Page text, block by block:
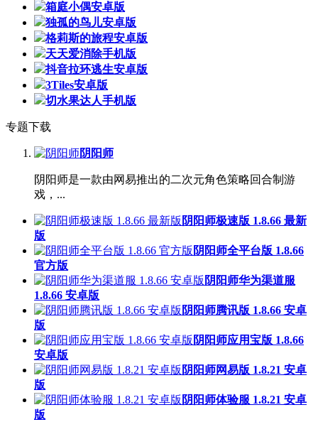
箱庭小偶安卓版
独孤的鸟儿安卓版
格莉斯的旅程安卓版
天天爱消除手机版
抖音拉环逃生安卓版
3Tiles安卓版
切水果达人手机版
专题下载
阴阳师
阴阳师是一款由网易推出的二次元角色策略回合制游
戏，...
阴阳师极速版 1.8.66 最新
版
阴阳师全平台版 1.8.66
官方版
阴阳师华为渠道服
1.8.66 安卓版
阴阳师腾讯版 1.8.66 安卓
版
阴阳师应用宝版 1.8.66
安卓版
阴阳师网易版 1.8.21 安卓
版
阴阳师体验服 1.8.21 安卓
版